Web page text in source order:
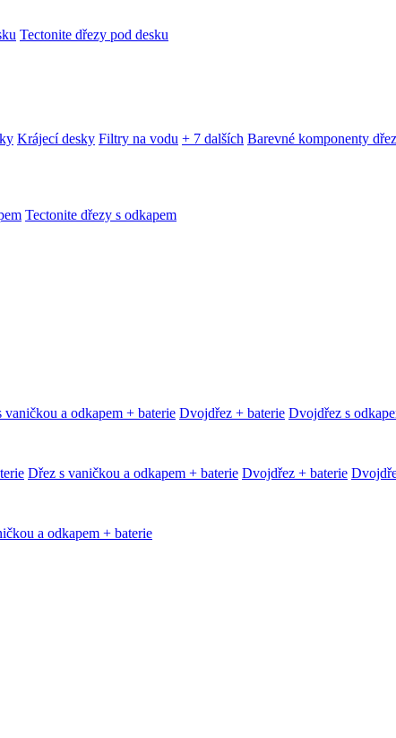
Tectonite dřezy pod desku
Krájecí desky Filtry na vodu + 7 dalších Barevné komponenty
Tectonite dřezy s odkapem
vaničkou a odkapem + baterie Dvojdřez + baterie Dvojdřez s
Dřez s vaničkou a odkapem + baterie Dvojdřez + baterie
a odkapem + baterie